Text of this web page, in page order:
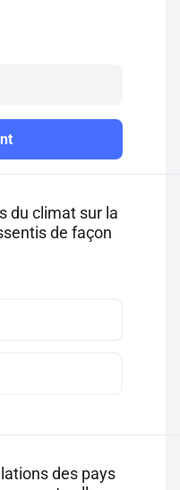
du climat sur la
de façon
des pays